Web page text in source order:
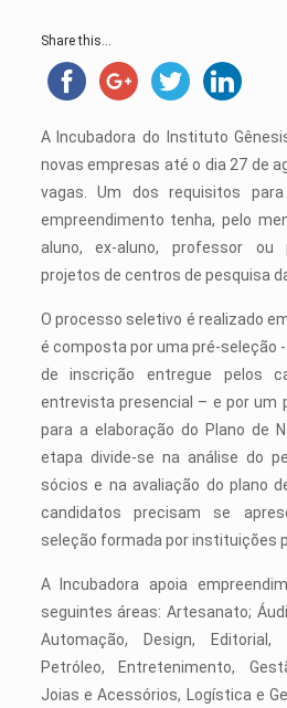
Share this...
A Incubadora do Instituto
novas empresas até o dia 27 de
vagas. Um dos requisitos
empreendimento tenha, pelo
aluno, ex-aluno, professor ou
projetos de centros de pesquisa da
O processo seletivo é realizado
é composta por uma pré-seleção
de inscrição entregue pelos
entrevista presencial – e por um
para a elaboração do Plano de
etapa divide-se na análise do
sócios e na avaliação do plano
candidatos precisam se
seleção formada por instituições
A Incubadora apoia
seguintes áreas: Artesanato;
Automação, Design, Editorial,
Petróleo, Entretenimento,
Joias e Acessórios, Logística e